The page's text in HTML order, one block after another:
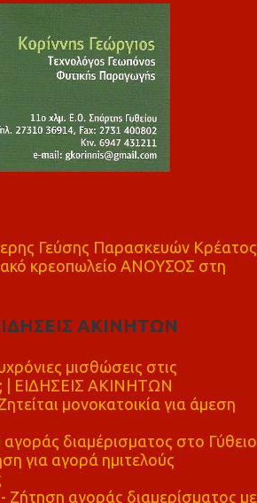
Γεύσης Παρασκευών Κρέατος
κρεοπωλείο ΑΝΟΥΣΟΣ στη
ΑΚΙΝΗΤΩΝ
μισθώσεις στις
| ΕΙΔΗΣΕΙΣ ΑΚΙΝΗΤΩΝ
μονοκατοικία για άμεση
διαμέρισματος στο Γύθειο
για αγορά ημιτελούς
Ζήτηση αγοράς διαμερίσματος με